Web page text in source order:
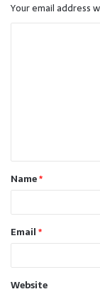
Your email address
t
*Name*
Email*
Website